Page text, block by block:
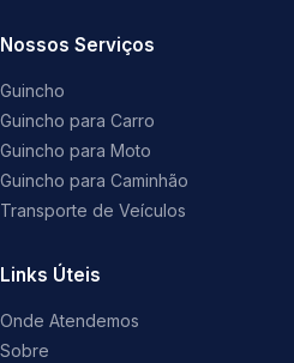
Nossos Serviços
Guincho
Guincho para Carro
Guincho para Moto
Guincho para Caminhão
Transporte de Veículos
Links Úteis
Onde Atendemos
Sobre